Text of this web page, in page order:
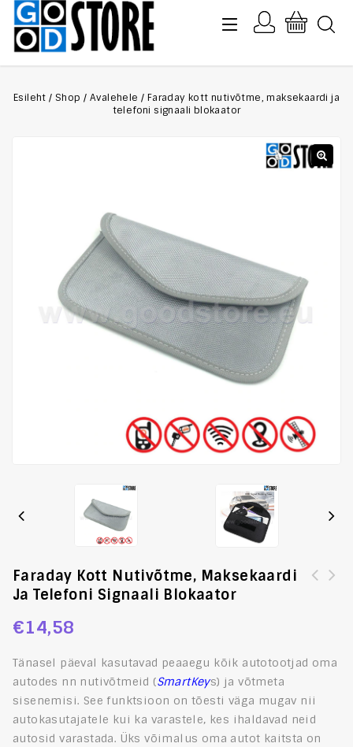
Esileht / Shop / Avalehele / Faraday kott nutivõtme, maksekaardi ja
telefoni signaali blokaator
Faraday Kott Nutivõtme, Maksekaardi
Ja Telefoni Signaali Blokaator
€14,58
Tänasel päeval kasutavad peaaegu kõik autotootjad oma
autodes nn nutivõtmeid (SmartKeys) ja võtmeta
sisenemisi. See funktsioon on tõesti väga mugav nii
autokasutajatele kui ka varastele, kes ihaldavad neid
autosid varastada. Üks võimalus oma autot kaitsta on